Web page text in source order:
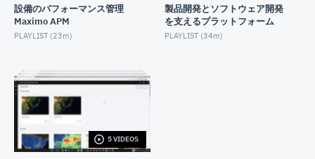
設備のパフォーマンス管理
Maximo APM
PLAYLIST (23m)
製品開発とソフトウェア開発
を支えるプラットフォーム
PLAYLIST (34m)
5 VIDEOS